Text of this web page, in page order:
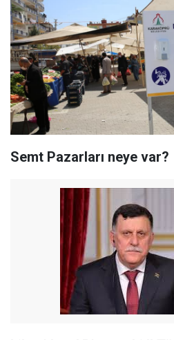
Semt Pazarları neye var?